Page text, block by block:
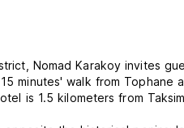
Nomad Karakoy invites
minutes' walk from
is 1.5 kilometers from